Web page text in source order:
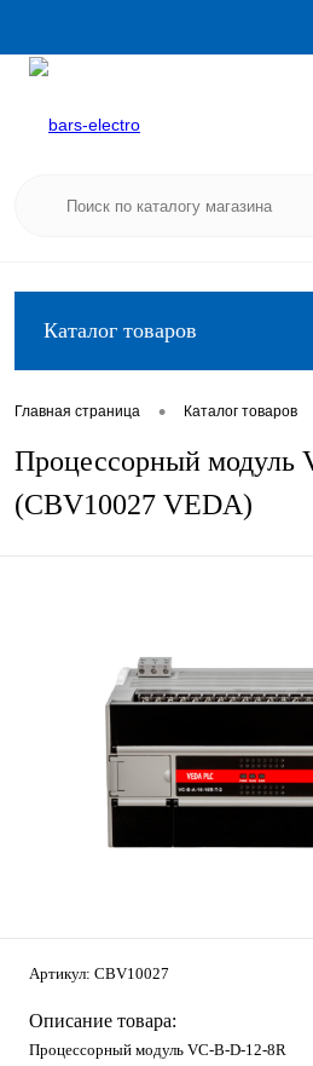
Каталог товаров
Главная страница • Каталог товаров
Процессорный модуль
(CBV10027 VEDA)
Артикул: CBV10027
Описание товара:
Процессорный модуль VC-В-D-12-8R